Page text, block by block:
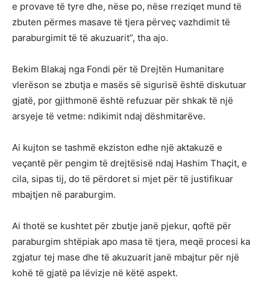
e provave të tyre dhe, nëse po, nëse rreziqet mund të
zbuten përmes masave të tjera përveç vazhdimit të
paraburgimit të të akuzuarit”, tha ajo.
Bekim Blakaj nga Fondi për të Drejtën Humanitare
vlerëson se zbutja e masës së sigurisë është diskutuar
gjatë, por gjithmonë është refuzuar për shkak të një
arsyeje të vetme: ndikimit ndaj dëshmitarëve.
Ai kujton se tashmë ekziston edhe një aktakuzë e
veçantë për pengim të drejtësisë ndaj Hashim Thaçit, e
cila, sipas tij, do të përdoret si mjet për të justifikuar
mbajtjen në paraburgim.
Ai thotë se kushtet për zbutje janë pjekur, qoftë për
paraburgim shtëpiak apo masa të tjera, meqë procesi ka
zgjatur tej mase dhe të akuzuarit janë mbajtur për një
kohë të gjatë pa lëvizje në këtë aspekt.